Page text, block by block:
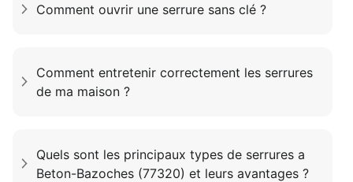
Comment ouvrir une serrure sans clé ?
Comment entretenir correctement les serrures
de ma maison ?
Quels sont les principaux types de serrures a
Beton-Bazoches (77320) et leurs avantages ?